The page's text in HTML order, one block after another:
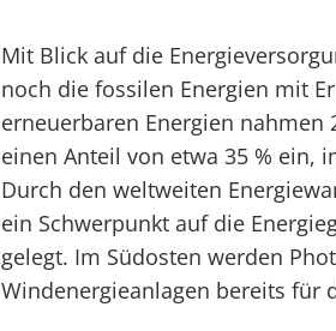
Mit Blick auf die
noch die fossilen Energien mit
erneuerbaren Energien nahmen
einen Anteil von etwa 35 % ein,
Durch den weltweiten
ein Schwerpunkt auf die
gelegt. Im Südosten werden
Windenergieanlagen bereits für